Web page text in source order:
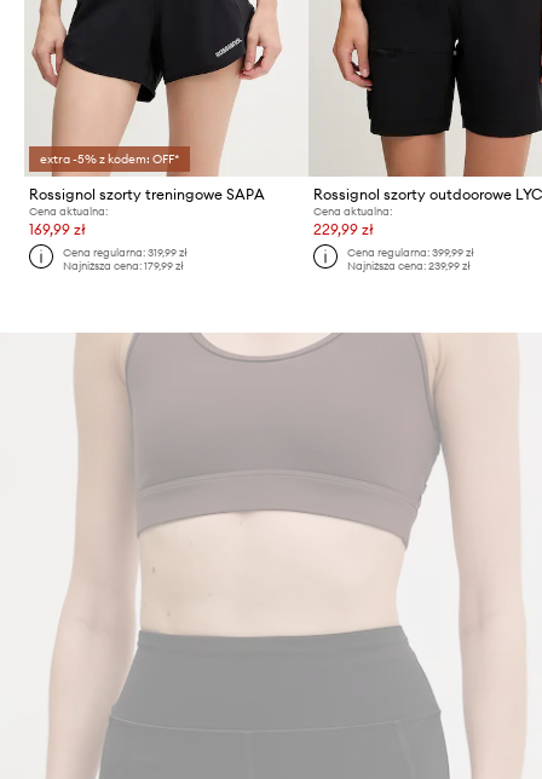
extra -5% z kodem: OFF*
Rossignol szorty treningowe SAPA
Cena aktualna:
169,99 zł
Cena regularna:319,99 zł
Najniższa cena:179,99 zł
Rossignol szorty outdoorowe
Cena aktualna:
229,99 zł
Cena regularna: 399,99 zł
Najniższa cena: 239,99 zł